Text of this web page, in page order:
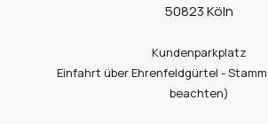
50823 Köln
Kundenparkplatz
Einfahrt über Ehrenfeldgürtel -
beachten)